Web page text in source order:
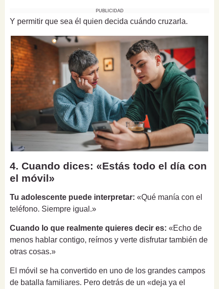
PUBLICIDAD
Y permitir que sea él quien decida cuándo cruzarla.
4. Cuando dices: «Estás todo el día con
el móvil»
Tu adolescente puede interpretar: «Qué manía con el
teléfono. Siempre igual.»
Cuando lo que realmente quieres decir es: «Echo de
menos hablar contigo, reírnos y verte disfrutar también de
otras cosas.»
El móvil se ha convertido en uno de los grandes campos
de batalla familiares. Pero detrás de un «deja ya el